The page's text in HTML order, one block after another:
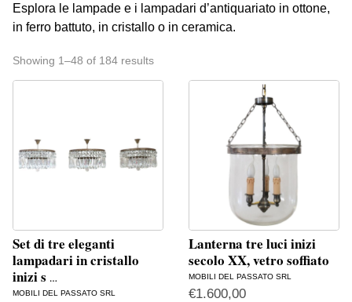
Esplora le lampade e i lampadari d’antiquariato in ottone,
in ferro battuto, in cristallo o in ceramica.
Showing 1–48 of 184 results
Set di tre eleganti
lampadari in cristallo
inizi s …
MOBILI DEL PASSATO SRL
Lanterna tre luci inizi
secolo XX, vetro soffiato
MOBILI DEL PASSATO SRL
€1.600,00